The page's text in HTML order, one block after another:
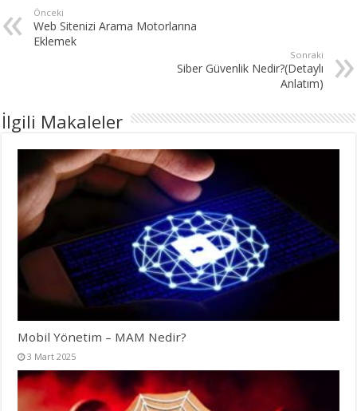
Önceki
Web Sitenizi Arama Motorlarına
Eklemek
Sonraki
Siber Güvenlik Nedir?(Detaylı
Anlatım)
İlgili Makaleler
Mobil Yönetim – MAM Nedir?
3 Mart 2025